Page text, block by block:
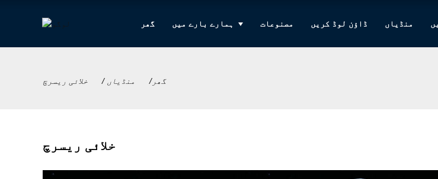
گھر ہمارے بارے میں مصنوعات ڈاؤن لوڈ کریں منڈیاں
گھر منڈیاں خلائی ریسرچ
خلائی ریسرچ